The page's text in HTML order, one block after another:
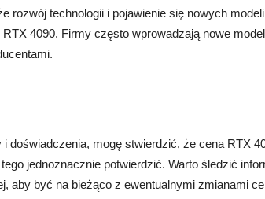
rozwój technologii i pojawienie się nowych
RTX 4090. Firmy często wprowadzają nowe
i doświadczenia, mogę stwierdzić, że cena RTX
jednoznacznie potwierdzić. Warto śledzić
aby być na bieżąco z ewentualnymi zmianami